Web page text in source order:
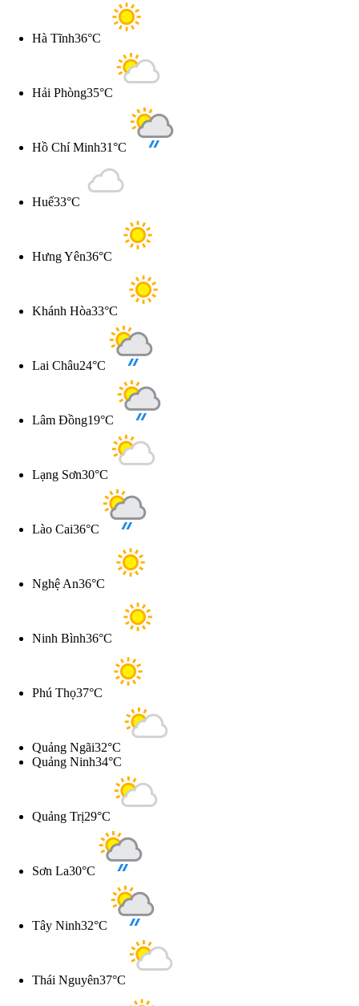
Hà Tĩnh36°C
Hải Phòng35°C
Hồ Chí Minh31°C
Huế33°C
Hưng Yên36°C
Khánh Hòa33°C
Lai Châu24°C
Lâm Đồng19°C
Lạng Sơn30°C
Lào Cai36°C
Nghệ An36°C
Ninh Bình36°C
Phú Thọ37°C
Quảng Ngãi32°C
Quảng Ninh34°C
Quảng Trị29°C
Sơn La30°C
Tây Ninh32°C
Thái Nguyên37°C